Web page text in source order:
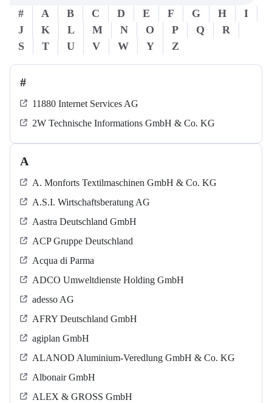
# A B C D E F G H
I
J
K L M N O P Q
R
S
T U V W Y Z
#
11880 Internet Services AG
2W Technische Informations GmbH & Co. KG
A
A. Monforts Textilmaschinen GmbH & Co. KG
A.S.I. Wirtschaftsberatung AG
Aastra Deutschland GmbH
ACP Gruppe Deutschland
Acqua di Parma
ADCO Umweltdienste Holding GmbH
adesso AG
AFRY Deutschland GmbH
agiplan GmbH
ALANOD Aluminium-Veredlung GmbH & Co. KG
Albonair GmbH
ALEX & GROSS GmbH